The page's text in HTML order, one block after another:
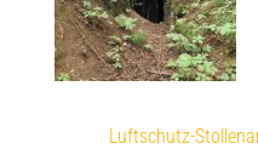
Luftschutz-